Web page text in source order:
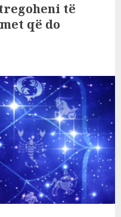
të
që do